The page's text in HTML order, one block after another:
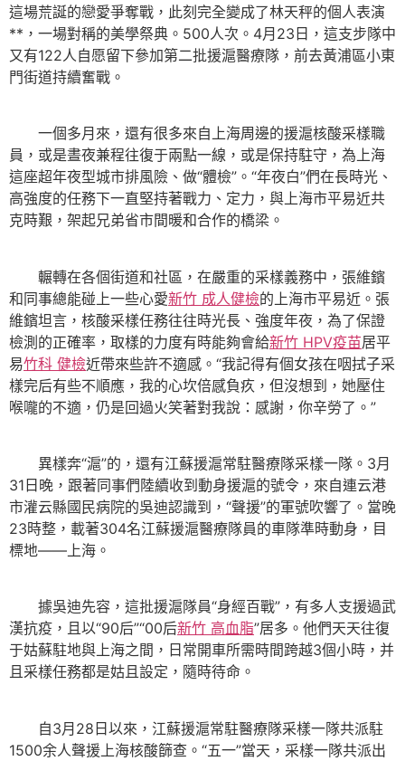
這場荒誕的戀愛爭奪戰，此刻完全變成了林天秤的個人表演
**，一場對稱的美學祭典。500人次。4月23日，這支步隊中
又有122人自愿留下參加第二批援滬醫療隊，前去黃浦區小東
門街道持續奮戰。
一個多月來，還有很多來自上海周邊的援滬核酸采樣職
員，或是晝夜兼程往復于兩點一線，或是保持駐守，為上海
這座超年夜型城市排風險、做“體檢”。“年夜白”們在長時光、
高強度的任務下一直堅持著戰力、定力，與上海市平易近共
克時艱，架起兄弟省市間暖和合作的橋梁。
輾轉在各個街道和社區，在嚴重的采樣義務中，張維鑌
和同事總能碰上一些心愛新竹 成人健檢的上海市平易近。張
維鑌坦言，核酸采樣任務往往時光長、強度年夜，為了保證
檢測的正確率，取樣的力度有時能夠會給新竹 HPV疫苗居平
易竹科 健檢近帶來些許不適感。“我記得有個女孩在咽拭子采
樣完后有些不順應，我的心坎倍感負疚，但沒想到，她壓住
喉嚨的不適，仍是回過火笑著對我說：感謝，你辛勞了。”
異樣奔“滬”的，還有江蘇援滬常駐醫療隊采樣一隊。3月
31日晚，跟著同事們陸續收到動身援滬的號令，來自連云港
市灌云縣國民病院的吳迪認識到，“聲援”的軍號吹響了。當晚
23時整，載著304名江蘇援滬醫療隊員的車隊準時動身，目
標地——上海。
據吳迪先容，這批援滬隊員“身經百戰”，有多人支援過武
漢抗疫，且以“90后”“00后新竹 高血脂”居多。他們天天往復
于姑蘇駐地與上海之間，日常開車所需時間跨越3個小時，并
且采樣任務都是姑且設定，隨時待命。
自3月28日以來，江蘇援滬常駐醫療隊采樣一隊共派駐
1500余人聲援上海核酸篩查。“五一”當天，采樣一隊共派出